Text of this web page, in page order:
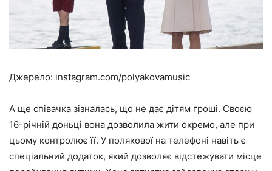
Джерело: instagram.com/polyakovamusic
А ще співачка зізналась, що не дає дітям гроші. Своєю
16-річній доньці вона дозволила жити окремо, але при
цьому контролює її. У полякової на телефоні навіть є
спеціальний додаток, який дозволяє відстежувати місце